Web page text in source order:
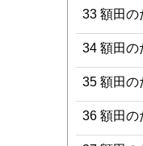
33 額田
34 額田
35 額田
36 額田